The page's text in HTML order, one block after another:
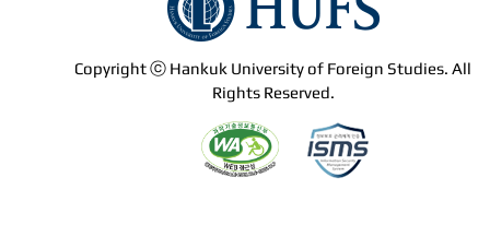
Copyright ⓒ Hankuk University of Foreign Studies. All
Rights Reserved.